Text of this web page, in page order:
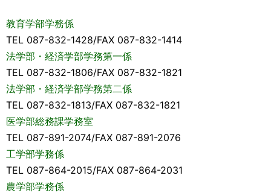
教育学部学務係
TEL 087-832-1428/FAX 087-832-1414
法学部・経済学部学務第一係
TEL 087-832-1806/FAX 087-832-1821
法学部・経済学部学務第二係
TEL 087-832-1813/FAX 087-832-1821
医学部総務課学務室
TEL 087-891-2074/FAX 087-891-2076
工学部学務係
TEL 087-864-2015/FAX 087-864-2031
農学部学務係